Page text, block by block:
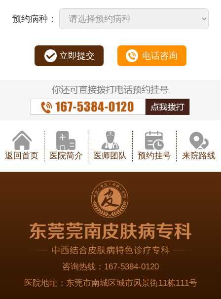
预约病种：
立即提交 电话咨询
返回首页 医院简介 医师团队 预约挂号 来院路线
咨询热线： 167-5384-0120
医院地址： 东莞市南城区城市风景街11栋111号